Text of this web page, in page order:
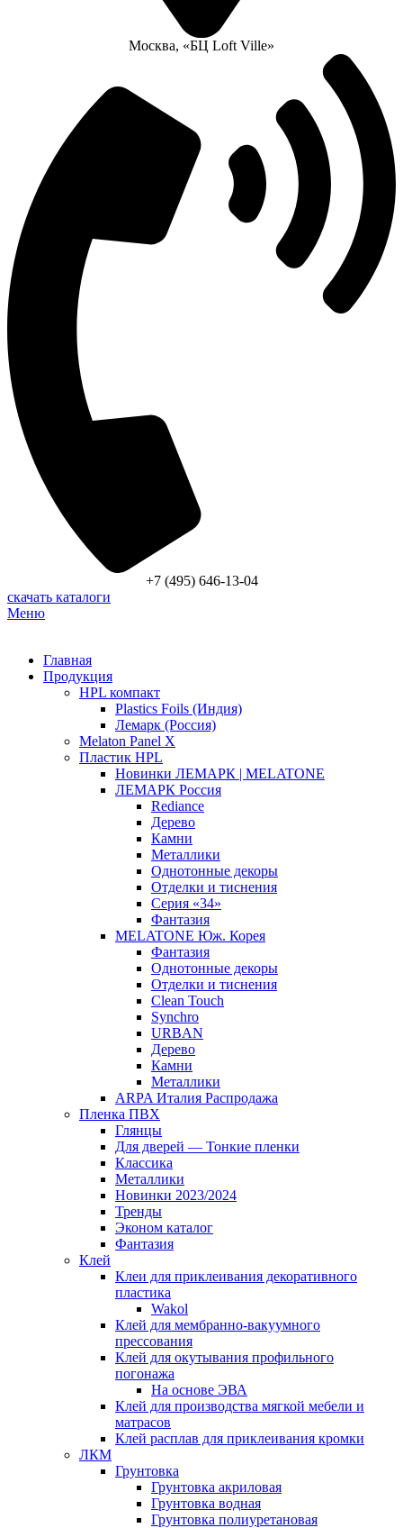
Москва, «БЦ Loft Ville»
+7 (495) 646-13-04
скачать каталоги
Меню
Главная
Продукция
HPL компакт
Plastics Foils (Индия)
Лемарк (Россия)
Melaton Panel X
Пластик HPL
Новинки ЛЕМАРК | MELATONE
ЛЕМАРК Россия
Rediance
Дерево
Камни
Металлики
Однотонные декоры
Отделки и тиснения
Серия «34»
Фантазия
MELATONE Юж. Корея
Фантазия
Однотонные декоры
Отделки и тиснения
Clean Touch
Synchro
URBAN
Дерево
Камни
Металлики
ARPA Италия Распродажа
Пленка ПВХ
Глянцы
Для дверей — Тонкие пленки
Классика
Металлики
Новинки 2023/2024
Тренды
Эконом каталог
Фантазия
Клей
Клеи для приклеивания декоративного
пластика
Wakol
Клей для мембранно-вакуумного
прессования
Клей для окутывания профильного
погонажа
На основе ЭВА
Клей для производства мягкой мебели и
матрасов
Клей расплав для приклеивания кромки
ЛКМ
Грунтовка
Грунтовка акриловая
Грунтовка водная
Грунтовка полиуретановая